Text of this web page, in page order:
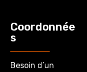
Coordonnée
s
Besoin d’un